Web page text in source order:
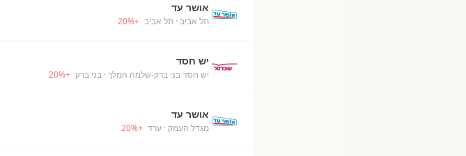
אושר עד
תל אביב · תל אביב +
20%
יש חסד
יש חסד בני ברק-שלמה המלך · בני ברק +
20%
אושר עד
מגדל העמק · ערד +
20%